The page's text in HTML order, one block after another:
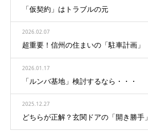
「仮契約」はトラブルの元
2026.02.07
超重要！信州の住まいの「駐車計画」
2026.01.17
「ルンバ基地」検討するなら・・・
2025.12.27
どちらが正解？玄関ドアの「開き勝手」